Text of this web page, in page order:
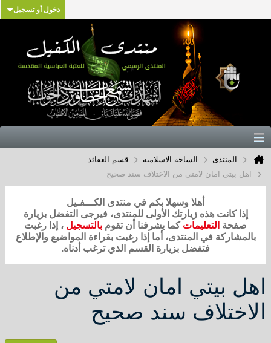
دخول أو تسجيل
المنتدى الساحة الاسلامية
قسم العقائد
اهل بيتي امان لامتي من الاختلاف سند صحيح
أهلا وسهلا بكم في منتدى الكـــفـيل
إذا كانت هذه زيارتك الأولى للمنتدى، فيرجى التفضل بزيارة
صفحة التعليمات كما يشرفنا أن تقوم بالتسجيل ، إذا رغبت
بالمشاركة في المنتدى، أما إذا رغبت بقراءة المواضيع والإطلاع
فتفضل بزيارة القسم الذي ترغب أدناه.
اهل بيتي امان لامتي من
الاختلاف سند صحيح